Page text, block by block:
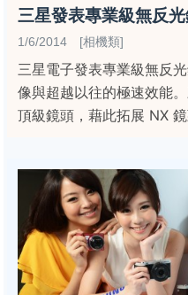
三星發表專業級無反
1/6/2014 [相機類]
三星電子發表專業級無反
像與超越以往的極速效能
頂級鏡頭，藉此拓展 NX 鏡